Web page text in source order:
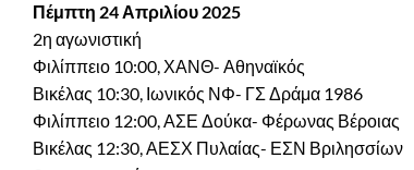
Πέμπτη 24 Απριλίου 2025
2η αγωνιστική
Φιλίππειο 10:00, ΧΑΝΘ- Αθηναϊκός
Βικέλας 10:30, Ιωνικός ΝΦ- ΓΣ Δράμα 1986
Φιλίππειο 12:00, ΑΣΕ Δούκα- Φέρωνας Βέροιας
Βικέλας 12:30, ΑΕΣΧ Πυλαίας- ΕΣΝ Βριλησσίων